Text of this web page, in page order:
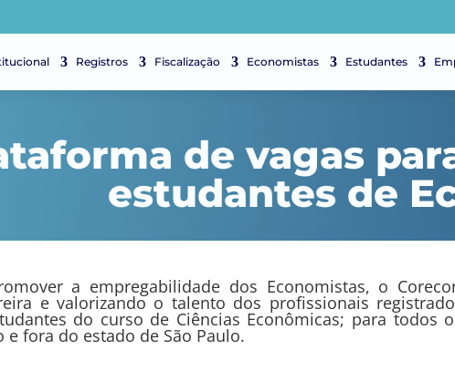
Registros Fiscalização Economistas Estudantes
de vagas
estudantes de
a empregabilidade dos Economistas, o
e valorizando o talento dos profissionais
do curso de Ciências Econômicas; para todos
fora do estado de São Paulo.